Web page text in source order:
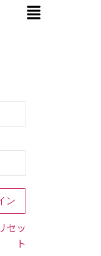
セッ
ト